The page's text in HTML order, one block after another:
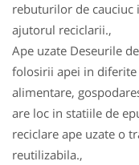
rebuturilor de cauciuc
ajutorul reciclarii.,
Ape uzate Deseurile
folosirii apei in diferite
alimentare,
are loc in statiile de
reciclare ape uzate o
reutilizabila.,